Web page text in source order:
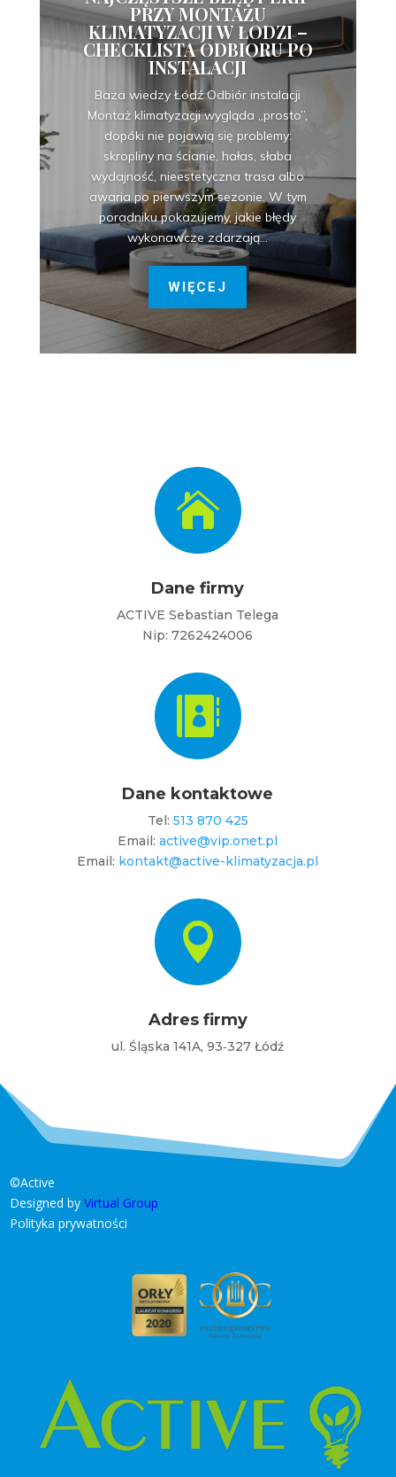
PRZY MONTAŻU
KLIMATYZACJI W ŁODZI –
CHECKLISTA ODBIORU PO
INSTALACJI
Baza wiedzy Łódź Odbiór instalacji
Montaż klimatyzacji wygląda „prosto”,
dopóki nie pojawią się problemy:
skropliny na ścianie, hałas, słaba
wydajność, nieestetyczna trasa albo
awaria po pierwszym sezonie. W tym
poradniku pokazujemy, jakie błędy
wykonawcze zdarzają...
WIĘCEJ

Dane firmy
ACTIVE Sebastian Telega
Nip: 7262424006

Dane kontaktowe
Tel: 513 870 425
Email:active@vip.onet.pl
Email: kontakt@active-klimatyzacja.pl

Adres firmy
ul. Śląska 141A, 93‐327 Łódź
©Active
Designed by Virtual Group
Polityka prywatności